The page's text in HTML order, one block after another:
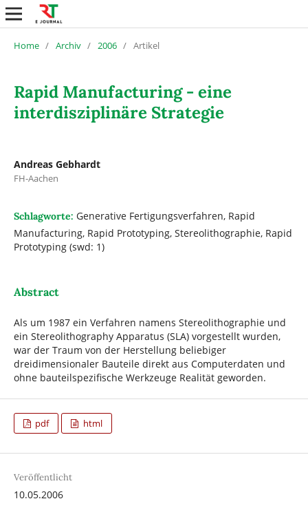
Home / Archiv / 2006 / Artikel
Rapid Manufacturing - eine
interdisziplinäre Strategie
Andreas Gebhardt
FH-Aachen
Schlagworte: Generative Fertigungsverfahren, Rapid
Manufacturing, Rapid Prototyping, Stereolithographie, Rapid
Prototyping (swd: 1)
Abstract
Als um 1987 ein Verfahren namens Stereolithographie und
ein Stereolithography Apparatus (SLA) vorgestellt wurden,
war der Traum von der Herstellung beliebiger
dreidimensionaler Bauteile direkt aus Computerdaten und
ohne bauteilspezifische Werkzeuge Realität geworden.
pdf html
Veröffentlicht
10.05.2006